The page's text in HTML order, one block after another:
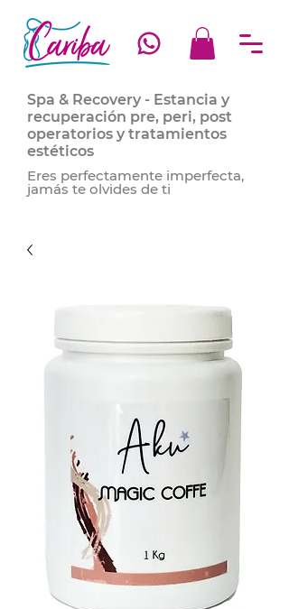
Spa & Recovery - Estancia y
recuperación pre, peri, post
operatorios y tratamientos
estéticos
Eres perfectamente imperfecta,
jamás te olvides de ti